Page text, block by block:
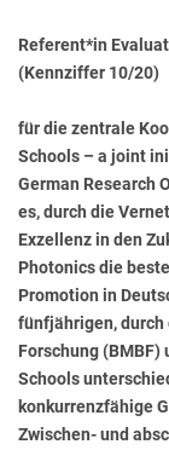
Referent*in
(Kennziffer 10/20)
für die zentrale
Schools – a joint
German Research
es, durch die
Exzellenz in den
Photonics die
Promotion in
fünfjährigen, durch
Forschung
Schools
konkurrenzfähige
Zwischen- und